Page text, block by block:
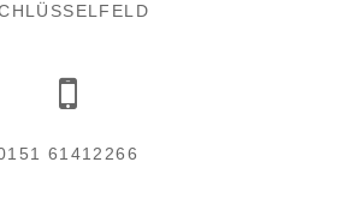
61412266